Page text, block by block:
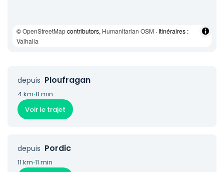
©OpenStreetMapcontributors, Humanitarian OSM · Itinéraires :
Valhalla
depuis Ploufragan
4 km·8 min
Voir le trajet
depuis Pordic
11 km·11 min